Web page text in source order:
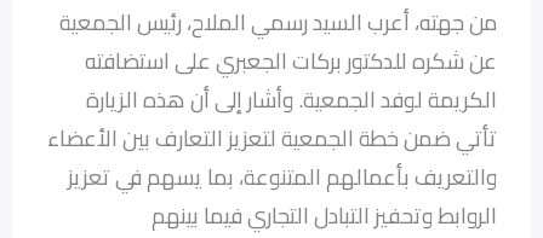
من جهته، أعرب السيد رسمي الملاح، رئيس الجمعية
عن شكره للدكتور بركات الجعبري على استضافته
الكريمة لوفد الجمعية. وأشار إلى أن هذه الزيارة
تأتي ضمن خطة الجمعية لتعزيز التعارف بين الأعضاء
والتعريف بأعمالهم المتنوعة، بما يسهم في تعزيز
الروابط وتحفيز التبادل التجاري فيما بينهم